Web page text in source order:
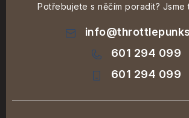
Potřebujete s něčím poradit? Jsme
info@
601 294 099
601 294 099